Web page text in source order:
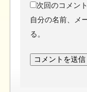
次回のコメン
自分の名前、メ
る。